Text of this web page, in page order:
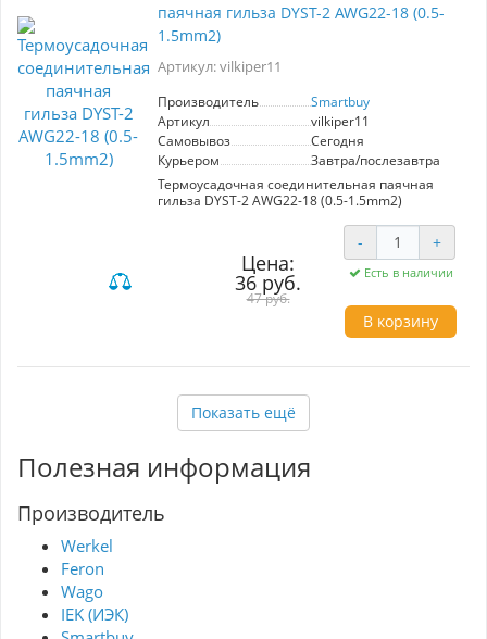
паячная гильза DYST-2 AWG22-18 (0.5-
1.5mm2)
Артикул: vilkiper11
Производитель
Smartbuy
Артикул
vilkiper11
Самовывоз
Сегодня
Курьером
Завтра/послезавтра
Термоусадочная соединительная паячная
гильза DYST-2 AWG22-18 (0.5-1.5mm2)
Цена:
36 руб.
47 руб.
- +
Есть в наличии
В корзину
Показать ещё
Полезная информация
Производитель
Werkel
Feron
Wago
IEK (ИЭК)